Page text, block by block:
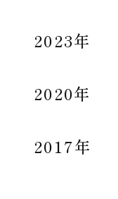
2023年
2020年
2017年